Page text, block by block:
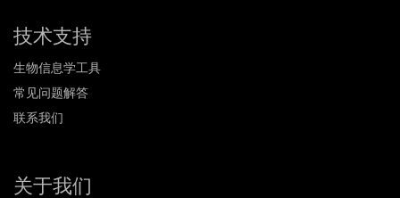
技术支持
生物信息学工具
常见问题解答
联系我们
关于我们